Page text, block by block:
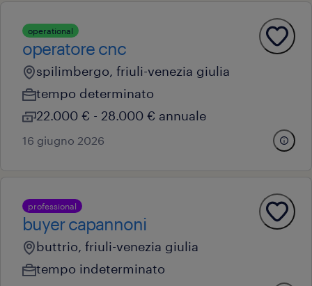
operational
operatore cnc
spilimbergo, friuli-venezia giulia
tempo determinato
22.000 € - 28.000 € annuale
16 giugno 2026
professional
buyer capannoni
buttrio, friuli-venezia giulia
tempo indeterminato